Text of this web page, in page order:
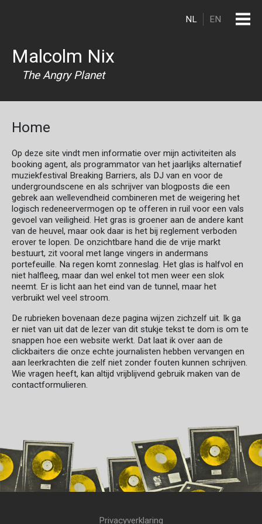
Malcolm Nix
The Angry Planet
NL EN
Home
Op deze site vindt men informatie over mijn activiteiten als
booking agent, als programmator van het jaarlijks alternatief
muziekfestival Breaking Barriers, als DJ van en voor de
undergroundscene en als schrijver van blogposts die een
gebrek aan wellevendheid combineren met de weigering het
logisch redeneervermogen op te offeren in ruil voor een vals
gevoel van veiligheid. Het gras is groener aan de andere kant
van de heuvel, maar ook daar is het bij reglement verboden
erover te lopen. De onzichtbare hand die de vrije markt
bestuurt, zit vooral met lange vingers in andermans
portefeuille. Na regen komt zonneslag. Het glas is halfvol en
niet halfleeg, maar dan wel enkel tot men weer een slok
neemt. Er is licht aan het eind van de tunnel, maar het
verbruikt wel veel stroom.
De rubrieken bovenaan deze pagina wijzen zichzelf uit. Ik ga
er niet van uit dat de lezer van dit stukje tekst te dom is om te
snappen hoe een website werkt. Dat laat ik over aan de
clickbaiters die onze echte journalisten hebben vervangen en
aan leerkrachten die zelf niet zonder fouten kunnen schrijven.
Wie vragen heeft, kan altijd vrijblijvend gebruik maken van de
contactformulieren.
Privacyverklaring